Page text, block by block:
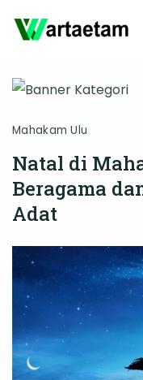
Mahakam Ulu
Natal di
Beragama
Adat